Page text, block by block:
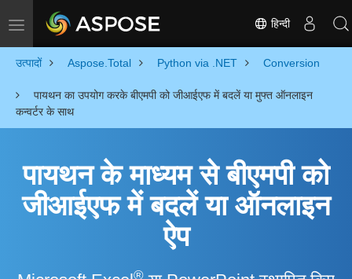
Toggle navigation हिन्दी
उत्पादों Aspose.Total Python via .NET Conversion
पायथन का उपयोग करके बीएमपी को जीआईएफ में बदलें या मुफ्त ऑनलाइन
कन्वर्टर के साथ
पायथन के माध्यम से बीएमपी को
जीआईएफ में बदलें या ऑनलाइन
ऐप
®